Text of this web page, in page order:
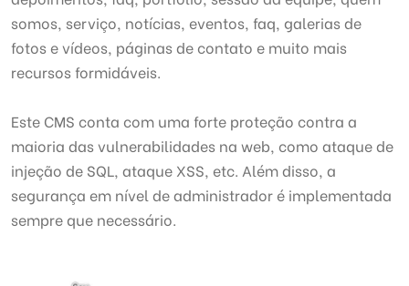
somos, serviço, notícias, eventos, faq, galerias de
fotos e vídeos, páginas de contato e muito mais
recursos formidáveis.
Este CMS conta com uma forte proteção contra a
maioria das vulnerabilidades na web, como ataque de
injeção de SQL, ataque XSS, etc. Além disso, a
segurança em nível de administrador é implementada
sempre que necessário.